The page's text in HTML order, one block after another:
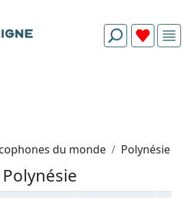
du monde
Polynésie